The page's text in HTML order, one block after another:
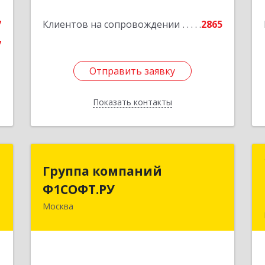
Клиентов на сопровождении 2865
Отправить заявку
Показать контакты
Подробнее
Отправить заявку
Назад
Группа компаний
Ф1СОФТ.РУ
Москва
Группа компаний
Ф1СОФТ.РУ
101000, Москва г, Лубянский проезд,